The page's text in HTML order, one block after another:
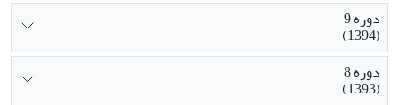
دوره 9
(1394)
دوره 8
(1393)